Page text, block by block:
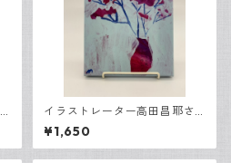
イラストレーター高田昌耶さ
ん「小さな花瓶」
¥1,650